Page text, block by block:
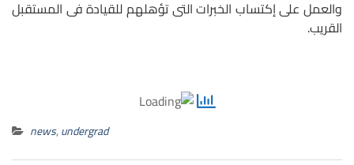
والعمل على إكتساب الخبرات التى تؤهلهم للقيادة فى المستقبل
القريب.
news,undergrad